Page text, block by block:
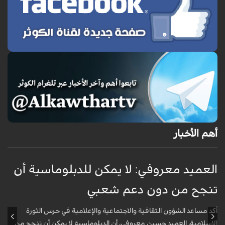
أهم الأخبار
العميد معروفي: لا يمكن للدبلوماسية أن
تنجح من دون دعم شعبي
أكد مساعد الشؤون الثقافية والاجتماعية والإعلامية في حرس الثورة
الإسلامية، العميد حسين معروفي، أن الدبلوماسية لا يمكن أن تنجح من